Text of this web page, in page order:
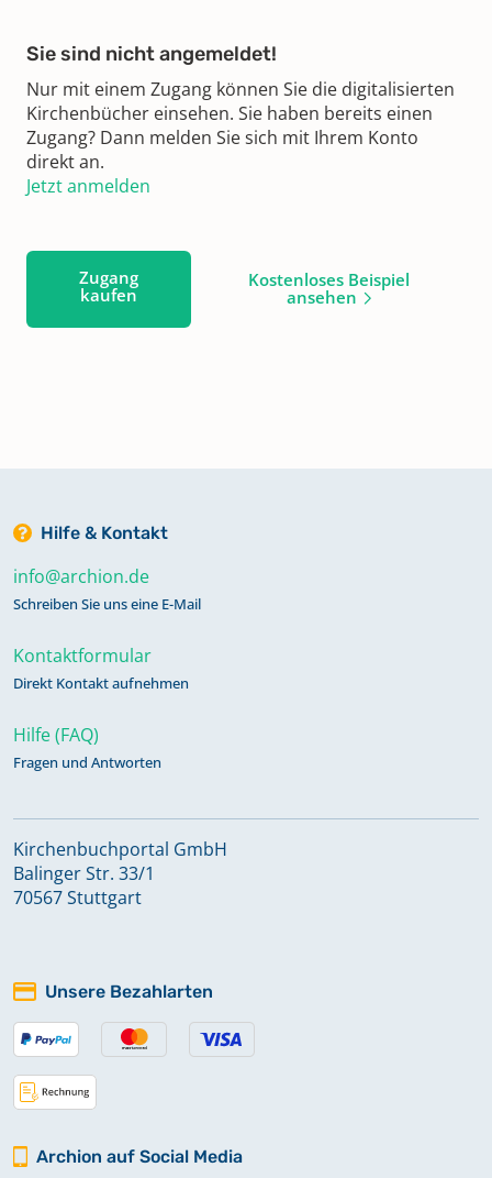
Sie sind nicht angemeldet!
Nur mit einem Zugang können Sie die digitalisierten
Kirchenbücher einsehen. Sie haben bereits einen
Zugang? Dann melden Sie sich mit Ihrem Konto
direkt an.
Jetzt anmelden
Zugang
kaufen
Kostenloses Beispiel
ansehen
Hilfe & Kontakt
info@archion.de
Schreiben Sie uns eine E-Mail
Kontaktformular
Direkt Kontakt aufnehmen
Hilfe (FAQ)
Fragen und Antworten
Kirchenbuchportal GmbH
Balinger Str. 33/1
70567 Stuttgart
Unsere Bezahlarten
Archion auf Social Media